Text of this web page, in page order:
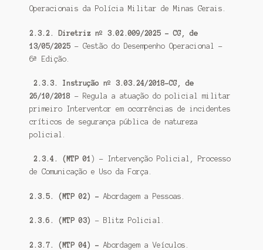
Operacionais da Polícia Militar de Minas Gerais.
2.3.2. Diretriz nº 3.02.009/2025 – CG, de
13/05/2025– Gestão do Desempenho Operacional –
6ª Edição.
2.3.3. Instrução nº 3.03.24/2018-CG, de
26/10/2018 – Regula a atuação do policial militar
primeiro Interventor em ocorrências de incidentes
críticos de segurança pública de natureza
policial.
2.3.4. (MTP 01 ) – Intervenção Policial, Processo
de Comunicação e Uso da Força.
2.3.5. (MTP 02) – Abordagem a Pessoas.
2.3.6. (MTP 03) – Blitz Policial.
2.3.7. (MTP 04) – Abordagem a Veículos.